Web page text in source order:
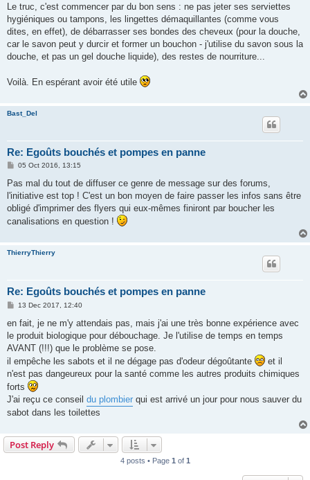
Le truc, c'est commencer par du bon sens : ne pas jeter ses serviettes
hygiéniques ou tampons, les lingettes démaquillantes (comme vous
dites, en effet), de débarrasser ses bondes des cheveux (pour la douche,
car le savon peut y durcir et former un bouchon - j'utilise du savon sous la
douche, et pas un gel douche liquide), des restes de nourriture...
Voilà. En espérant avoir été utile
Bast_Del
Re: Egoûts bouchés et pompes en panne
P
s
05 Oct 2016, 13:15
Pas mal du tout de diffuser ce genre de message sur des forums,
l'initiative est top ! C'est un bon moyen de faire passer les infos sans être
obligé d'imprimer des flyers qui eux-mêmes finiront par boucher les
canalisations en question !
ThierryThierry
Re: Egoûts bouchés et pompes en panne
P
s
13 Dec 2017, 12:40
en fait, je ne m'y attendais pas, mais j'ai une très bonne expérience avec
le produit biologique pour débouchage. Je l'utilise de temps en temps
AVANT (!!!) que le problème se pose.
il empêche les sabots et il ne dégage pas d'odeur dégoûtante
et il
n'est pas dangeureux pour la santé comme les autres produits chimiques
forts
J'ai reçu ce conseil du plombier qui est arrivé un jour pour nous sauver du
sabot dans les toilettes
Post Reply
4 posts • Page 1 of 1